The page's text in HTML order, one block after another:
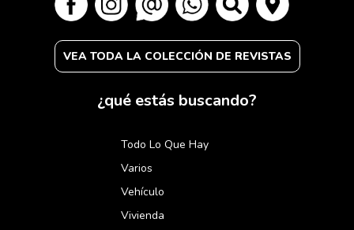
VEA TODA LA COLECCIÓN DE REVISTAS
¿qué estás buscando?
Todo Lo Que Hay
Varios
Vehículo
Vivienda